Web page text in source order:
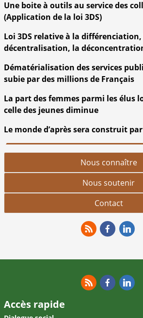
Une boite à outils au service des
(Application de la loi 3DS)
Loi 3DS relative à la différenciation,
décentralisation, la
Dématérialisation des services
subie par des millions de Français
La part des femmes parmi les élus
celle des jeunes diminue
Le monde d’après sera construit
Nous connaître
Nous soutenir
Contact
Accès rapide